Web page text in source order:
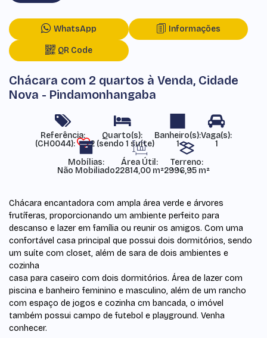
WhatsApp Informações
QR Code
Chácara com 2 quartos à Venda, Cidade
Nova - Pindamonhangaba
Referência:
(CH0044)
2 (sendo 1 suíte) 1
1
Mobílias:
Não Mobiliado
Área Útil:
22814,00 m²
Terreno:
2996,95 m²
Chácara encantadora com ampla área verde e árvores
frutíferas, proporcionando um ambiente perfeito para
descanso e lazer em família ou reunir os amigos. Com uma
confortável casa principal que possui dois dormitórios, sendo
um suíte com closet, além de sara de dois ambientes e
cozinha
casa para caseiro com dois dormitórios. Área de lazer com
piscina e banheiro feminino e masculino, além de um rancho
com espaço de jogos e cozinha cm bancada, o imóvel
também possui campo de futebol e playground. Venha
conhecer.